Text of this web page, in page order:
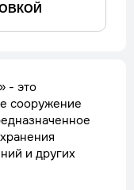
- это
сооружение
и других